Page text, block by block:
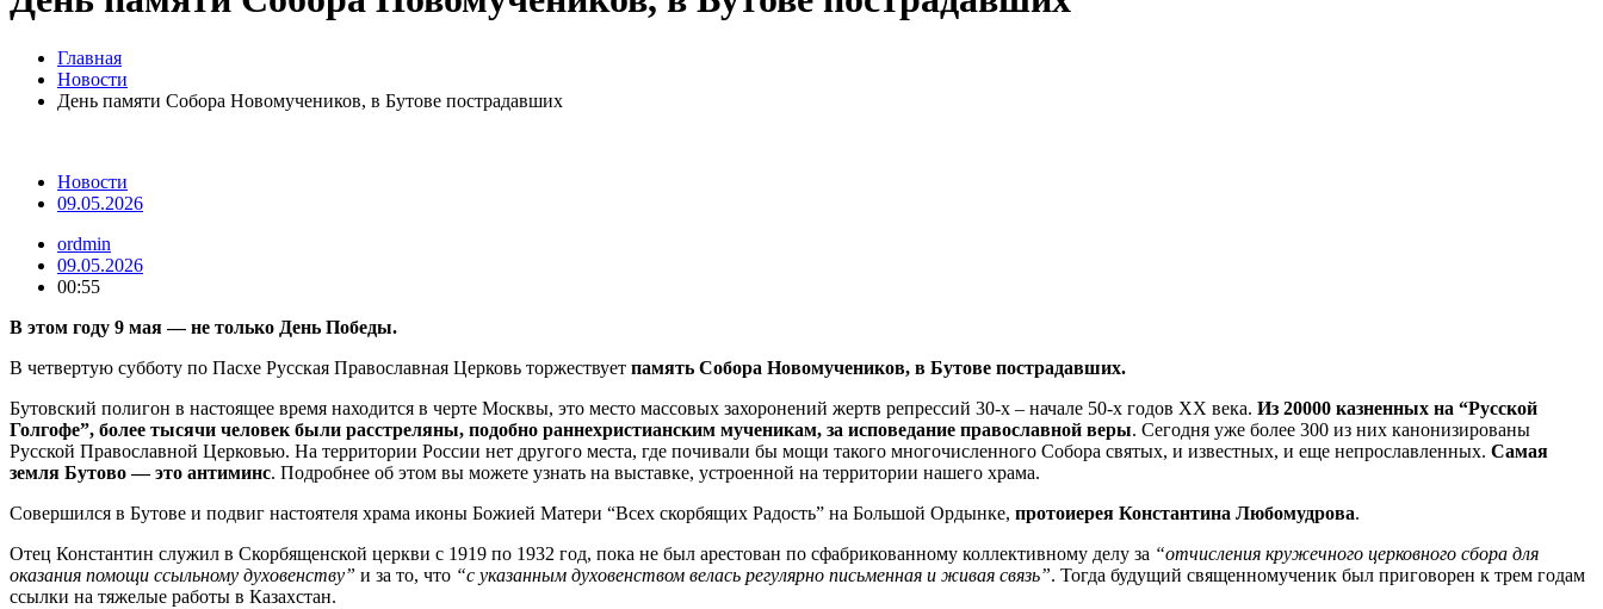
Главная
Новости
День памяти Собора Новомучеников, в Бутове пострадавших
Новости
09.05.2026
ordmin
09.05.2026
00:55
В этом году 9 мая — не только День Победы.
В четвертую субботу по Пасхе Русская Православная Церковь торжествует память Собора Новомучеников, в Бутове пострадавших.
Бутовский полигон в настоящее время находится в черте Москвы, это место массовых захоронений жертв репрессий 30-х – начале 50-х годов XX века. Из 20000 казненных на “Русской
Голгофе”, более тысячи человек были расстреляны, подобно раннехристианским мученикам, за исповедание православной веры. Сегодня уже более 300 из них канонизированы
Русской Православной Церковью. На территории России нет другого места, где почивали бы мощи такого многочисленного Собора святых, и известных, и еще непрославленных. Самая
земля Бутово — это антиминс. Подробнее об этом вы можете узнать на выставке, устроенной на территории нашего храма.
Совершился в Бутове и подвиг настоятеля храма иконы Божией Матери “Всех скорбящих Радость” на Большой Ордынке, протоиерея Константина Любомудрова.
Отец Константин служил в Скорбященской церкви с 1919 по 1932 год, пока не был арестован по сфабрикованному коллективному делу за “отчисления кружечного церковного сбора для
оказания помощи ссыльному духовенству” и за то, что “с указанным духовенством велась регулярно письменная и живая связь”. Тогда будущий священномученик был приговорен к трем годам
ссылки на тяжелые работы в Казахстан.